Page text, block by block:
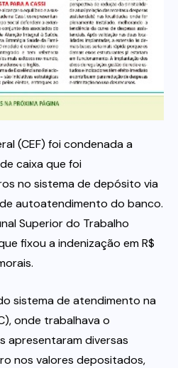
(CEF) foi condenada a
caixa que foi
no sistema de depósito via
autoatendimento do banco.
Superior do Trabalho
fixou a indenização em R$
sistema de atendimento na
onde trabalhava o
apresentaram diversas
nos valores depositados,